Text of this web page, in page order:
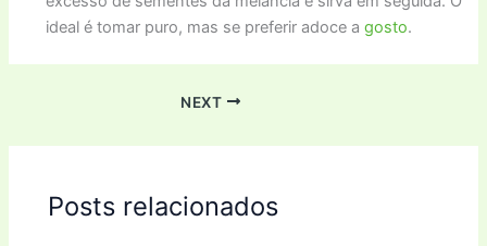
ideal é tomar puro, mas se preferir adoce agosto.
NEXT
Posts relacionados